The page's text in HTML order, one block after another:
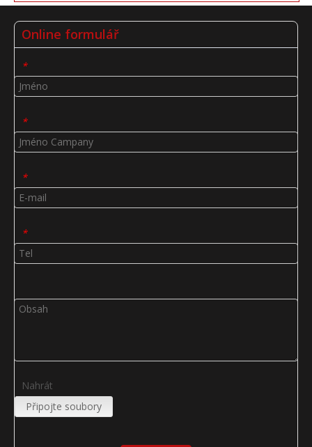
Online formulář
*
*
*
*
Nahrát
Připojte soubory